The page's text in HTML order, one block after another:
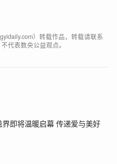
）转载作品，转载请联系
代表数央公益观点。
界即将温暖启幕 传递爱与美好